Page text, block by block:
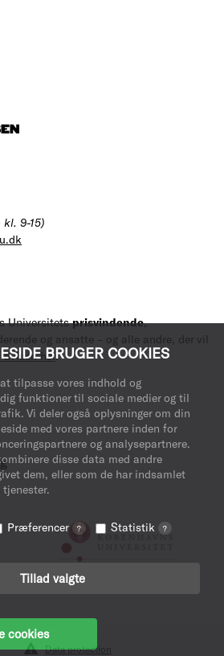
BRUGER COOKIES
tilpasse vores indhold og
funktioner til sociale medier og til
Vi deler også oplysninger om din
med vores partnere inden for
og analysepartnere.
disse data med andre
dem, eller som de har indsamlet
Præferencer ? Statistik ?
Tillad valgte
cookies
kl. 9-15)
Universitetsprisvindende,
og ansatte – og alle andre, der vil
her.
Data protection